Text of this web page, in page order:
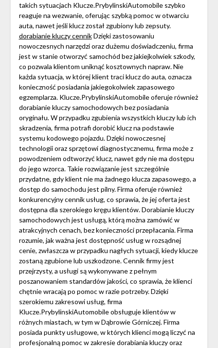
takich sytuacjach Klucze.PrybylinskiAutomobile szybko
reaguje na wezwanie, oferując szybką pomoc w otwarciu
auta, nawet jeśli klucz został zgubiony lub zepsuty.
dorabianie kluczy cennikDzięki zastosowaniu
nowoczesnych narzędzi oraz dużemu doświadczeniu, firma
jest w stanie otworzyć samochód bez jakiejkolwiek szkody,
co pozwala klientom uniknąć kosztownych napraw. Nie
każda sytuacja, w której klient traci klucz do auta, oznacza
konieczność posiadania jakiegokolwiek zapasowego
egzemplarza. Klucze.PrybylinskiAutomobile oferuje również
dorabianie kluczy samochodowych bez posiadania
oryginału. W przypadku zgubienia wszystkich kluczy lub ich
skradzenia, firma potrafi dorobić klucz na podstawie
systemu kodowego pojazdu. Dzięki nowoczesnej
technologii oraz sprzętowi diagnostycznemu, firma może z
powodzeniem odtworzyć klucz, nawet gdy nie ma dostępu
do jego wzorca. Takie rozwiązanie jest szczególnie
przydatne, gdy klient nie ma żadnego klucza zapasowego, a
dostęp do samochodu jest pilny. Firma oferuje również
konkurencyjny cennik usług, co sprawia, że jej oferta jest
dostępna dla szerokiego kręgu klientów. Dorabianie kluczy
samochodowych jest usługą, którą można zamówić w
atrakcyjnych cenach, bez konieczności przepłacania. Firma
rozumie, jak ważna jest dostępność usług w rozsądnej
cenie, zwłaszcza w przypadku nagłych sytuacji, kiedy klucze
zostaną zgubione lub uszkodzone. Cennik firmy jest
przejrzysty, a usługi są wykonywane z pełnym
poszanowaniem standardów jakości, co sprawia, że klienci
chętnie wracają po pomoc w razie potrzeby. Dzięki
szerokiemu zakresowi usług, firma
Klucze.PrybylinskiAutomobile obsługuje klientów w
różnych miastach, w tym w Dąbrowie Górniczej. Firma
posiada punkty usługowe, w których klienci mogą liczyć na
profesjonalną pomoc w zakresie dorabiania kluczy oraz